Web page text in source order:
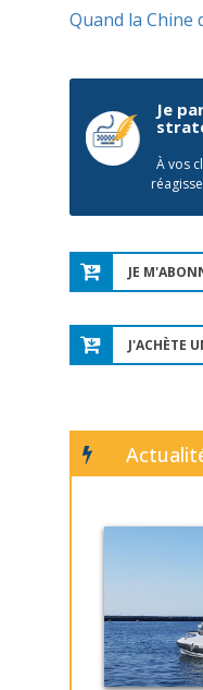
Quand la Chine
Je
À vos
JE
J'ACHÈTE